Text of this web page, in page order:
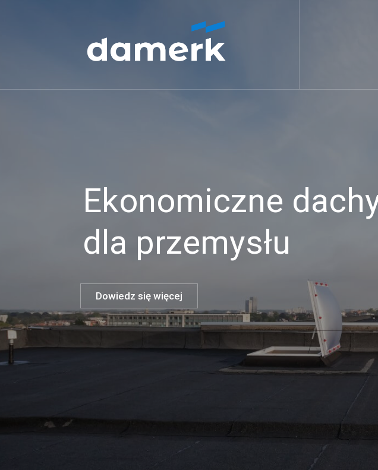
Ekonomiczne
dla przemysłu
Dowiedz się więcej